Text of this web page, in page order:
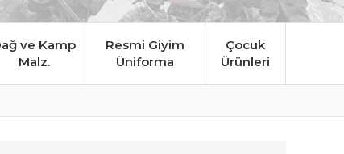
ve Kamp
Malz.
Resmi Giyim
Üniforma
Çocuk
Ürünleri